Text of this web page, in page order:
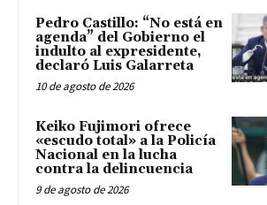
Pedro Castillo: “No está en
agenda” del Gobierno el
indulto al expresidente,
declaró Luis Galarreta
10 de agosto de 2026
Keiko Fujimori ofrece
«escudo total» a la Policía
Nacional en la lucha
contra la delincuencia
9 de agosto de 2026